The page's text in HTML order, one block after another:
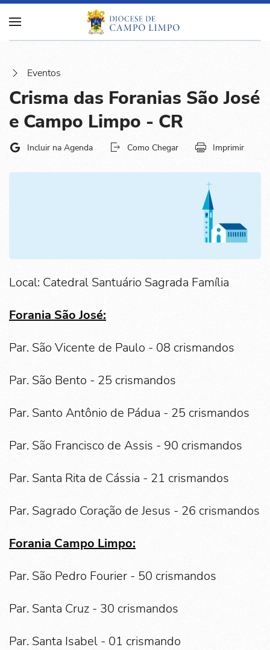
Eventos
Crisma das Foranias São José
e Campo Limpo - CR
Incluir na Agenda Como Chegar Imprimir
Local: Catedral Santuário Sagrada Família
Forania São José:
Par. São Vicente de Paulo - 08 crismandos
Par. São Bento - 25 crismandos
Par. Santo Antônio de Pádua - 25 crismandos
Par. São Francisco de Assis - 90 crismandos
Par. Santa Rita de Cássia - 21 crismandos
Par. Sagrado Coração de Jesus - 26 crismandos
Forania Campo Limpo:
Par. São Pedro Fourier - 50 crismandos
Par. Santa Cruz - 30 crismandos
Par. Santa Isabel - 01 crismando